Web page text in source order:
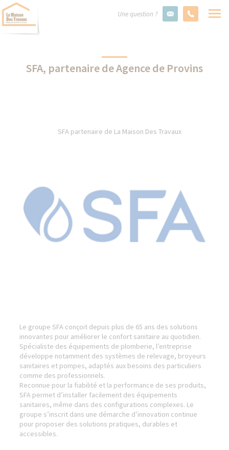
Une question ?
SFA, partenaire de Agence de Provins
SFA partenaire de La Maison Des Travaux
Le groupe SFA conçoit depuis plus de 65 ans des solutions
innovantes pour améliorer le confort sanitaire au quotidien.
Spécialiste des équipements de plomberie, l’entreprise
développe notamment des systèmes de relevage, broyeurs
sanitaires et pompes, adaptés aux besoins des particuliers
comme des professionnels.
Reconnue pour la fiabilité et la performance de ses produits,
SFA permet d’installer facilement des équipements
sanitaires, même dans des configurations complexes. Le
groupe s’inscrit dans une démarche d’innovation continue
pour proposer des solutions pratiques, durables et
accessibles.